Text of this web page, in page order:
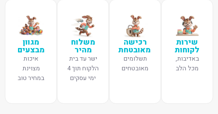
שירות
לקוחות
באדיבות,
מכל הלב
רכישה
מאובטחת
תשלומים
מאובטחים
משלוח
מהיר
ישר עד בית
הלקוח תוך 4
ימי עסקים
מגוון
מבצעים
איכות
מצוינת
במחיר טוב